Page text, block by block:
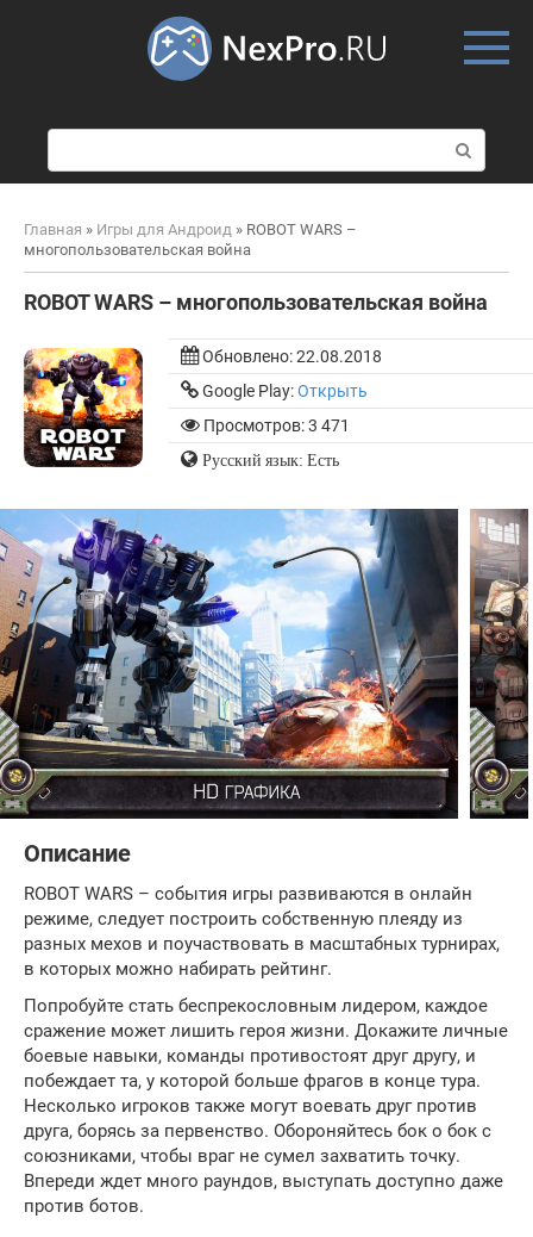
о
и
к
Главная » Игры для Андроид » ROBOT WARS –
многопользовательская война
ROBOT WARS – многопользовательская война
Обновлено:22.08.2018
Google Play:Открыть
Просмотров: 3 471
Русский язык: Есть
Описание
ROBOT WARS – cобытия игры развиваются в онлайн
режиме, следует построить собственную плеяду из
разных мехов и поучаствовать в масштабных турнирах,
в которых можно набирать рейтинг.
Попробуйте стать беспрекословным лидером, каждое
сражение может лишить героя жизни. Докажите личные
боевые навыки, команды противостоят друг другу, и
побеждает та, у которой больше фрагов в конце тура.
Несколько игроков также могут воевать друг против
друга, борясь за первенство. Обороняйтесь бок о бок с
союзниками, чтобы враг не сумел захватить точку.
Впереди ждет много раундов, выступать доступно даже
против ботов.